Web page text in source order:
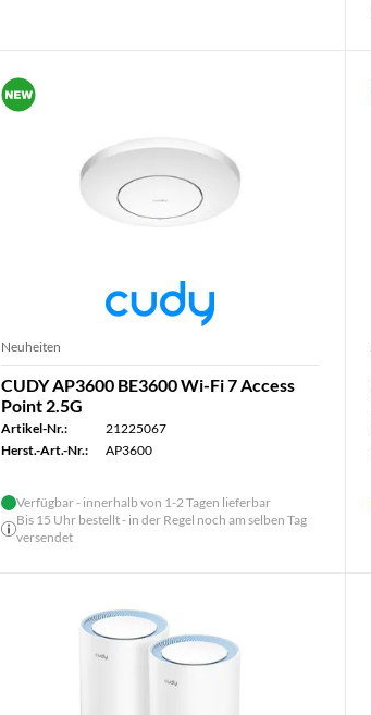
Neuheiten
CUDY AP3600 BE3600 Wi-Fi 7 Access
Point 2.5G
Artikel-Nr.:
21225067
Herst.-Art.-Nr.:
AP3600
Verfügbar - innerhalb von 1-2 Tagen lieferbar
Bis 15 Uhr bestellt - in der Regel noch am selben Tag
versendet